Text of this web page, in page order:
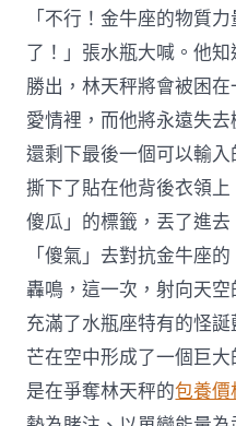
「不行！金牛座的物質
了！」張水瓶大喊。他
勝出，林天秤將會被困
愛情裡，而他將永遠失
還剩下最後一個可以輸
撕下了貼在他背後衣領
傻瓜」的標籤，丟了進
「傻氣」去對抗金牛座
轟鳴，這一次，射向天
充滿了水瓶座特有的怪
芒在空中形成了一個巨
是在爭奪林天秤的包養